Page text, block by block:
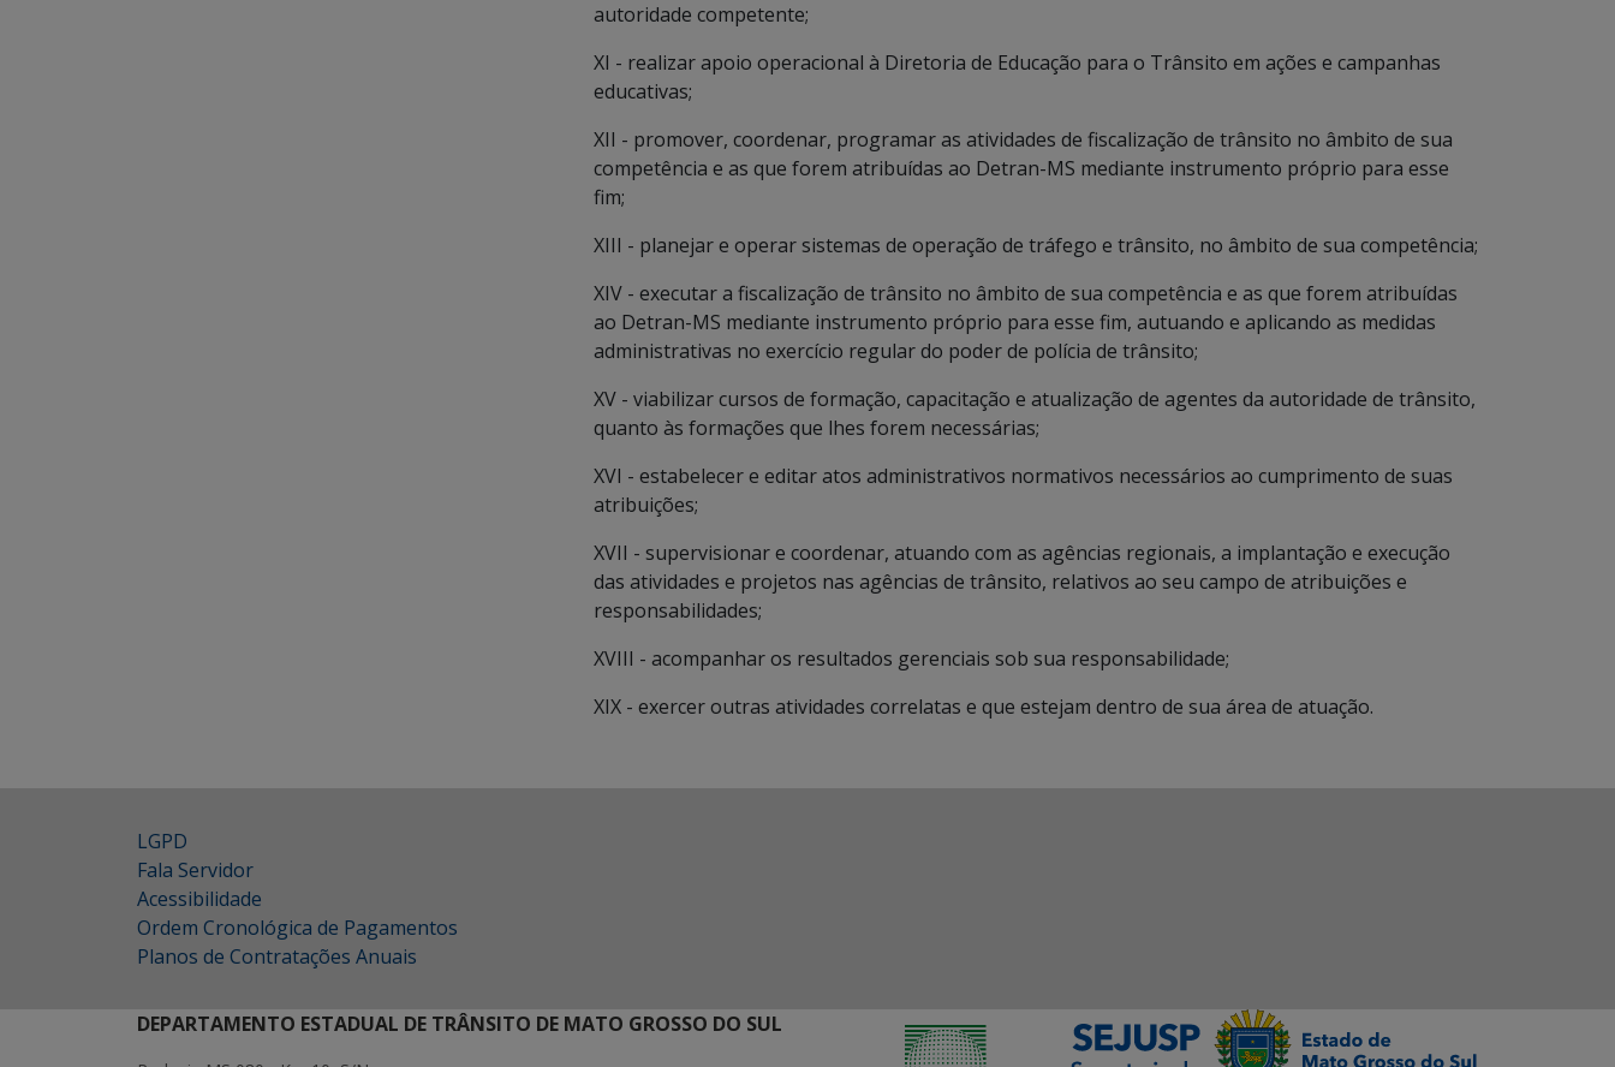
autoridade competente;
XI - realizar apoio operacional à Diretoria de Educação para o Trânsito em ações e campanhas
educativas;
XII - promover, coordenar, programar as atividades de fiscalização de trânsito no âmbito de sua
competência e as que forem atribuídas ao Detran-MS mediante instrumento próprio para esse
fim;
XIII - planejar e operar sistemas de operação de tráfego e trânsito, no âmbito de sua competência;
XIV - executar a fiscalização de trânsito no âmbito de sua competência e as que forem atribuídas
ao Detran-MS mediante instrumento próprio para esse fim, autuando e aplicando as medidas
administrativas no exercício regular do poder de polícia de trânsito;
XV - viabilizar cursos de formação, capacitação e atualização de agentes da autoridade de trânsito,
quanto às formações que lhes forem necessárias;
XVI - estabelecer e editar atos administrativos normativos necessários ao cumprimento de suas
atribuições;
XVII - supervisionar e coordenar, atuando com as agências regionais, a implantação e execução
das atividades e projetos nas agências de trânsito, relativos ao seu campo de atribuições e
responsabilidades;
XVIII - acompanhar os resultados gerenciais sob sua responsabilidade;
XIX - exercer outras atividades correlatas e que estejam dentro de sua área de atuação.
LGPD
Fala Servidor
Acessibilidade
Ordem Cronológica de Pagamentos
Planos de Contratações Anuais
DEPARTAMENTO ESTADUAL DE TRÂNSITO DE MATO GROSSO DO SUL